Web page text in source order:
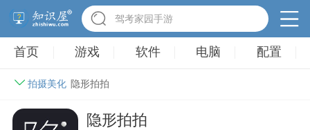
冒险村物语
首页 游戏 软件 电脑 配置
拍摄美化 隐形拍拍
隐形拍拍